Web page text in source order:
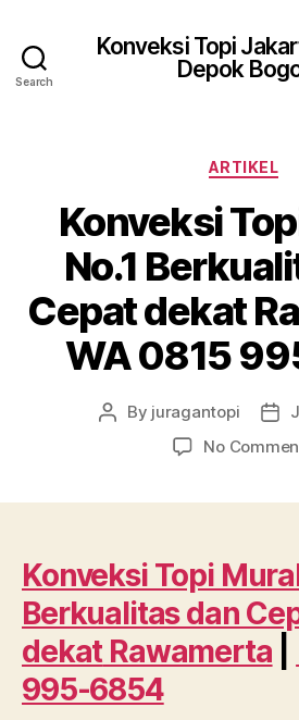
Search
Konveksi Topi
Depok
ARTIKEL
Konveksi
No.1
Cepat dekat
WA 0815
Post
By juragantopi
No
Konveksi Topi
Berkualitas dan
dekat Rawamerta
995-6854